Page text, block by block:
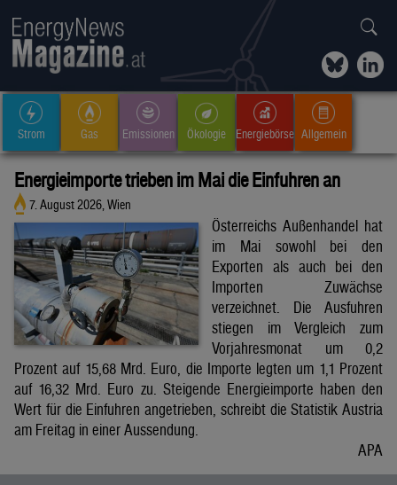
Strom Gas Emissionen Ökologie Energiebörse Allgemein
Energieimporte trieben im Mai die Einfuhren an
7. August 2026, Wien
Österreichs Außenhandel hat
im Mai sowohl bei den
Exporten als auch bei den
Importen Zuwächse
verzeichnet. Die Ausfuhren
stiegen im Vergleich zum
Vorjahresmonat um 0,2
Prozent auf 15,68 Mrd. Euro, die Importe legten um 1,1 Prozent
auf 16,32 Mrd. Euro zu. Steigende Energieimporte haben den
Wert für die Einfuhren angetrieben, schreibt die Statistik Austria
am Freitag in einer Aussendung.
APA